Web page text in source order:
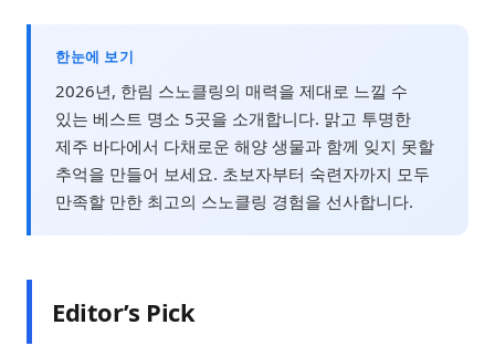
한눈에 보기
2026년, 한림 스노클링의 매력을 제대로 느낄 수
있는 베스트 명소 5곳을 소개합니다. 맑고 투명한
제주 바다에서 다채로운 해양 생물과 함께 잊지 못할
추억을 만들어 보세요. 초보자부터 숙련자까지 모두
만족할 만한 최고의 스노클링 경험을 선사합니다.
Editor’s Pick